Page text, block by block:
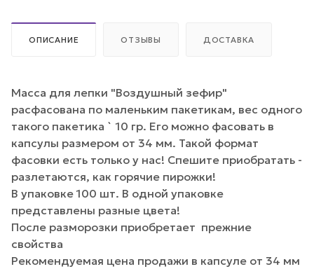
ОПИСАНИЕ ОТЗЫВЫ ДОСТАВКА
Масса для лепки "Воздушный зефир"
расфасована по маленьким пакетикам, вес одного
такого пакетика ` 10 гр. Его можно фасовать в
капсулы размером от 34 мм. Такой формат
фасовки есть только у нас! Спешите приобратать -
разлетаются, как горячие пирожки!
В упаковке 100 шт. В одной упаковке
представлены разные цвета!
После разморозки приобретает прежние
свойства
Рекомендуемая цена продажи в капсуле от 34 мм